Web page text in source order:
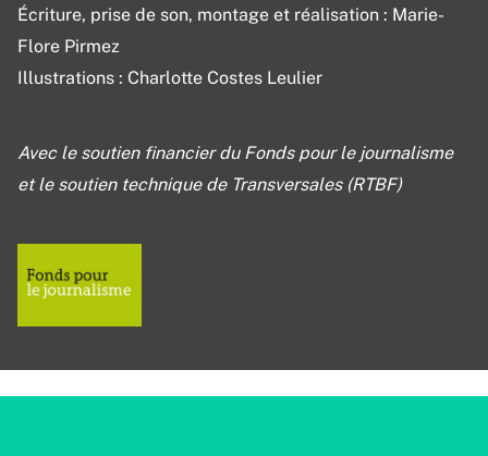
Écriture, prise de son, montage et réalisation : Marie-
Flore Pirmez
Illustrations : Charlotte Costes Leulier
Avec le soutien financier du Fonds pour le journalisme
et le soutien technique de Transversales (RTBF)